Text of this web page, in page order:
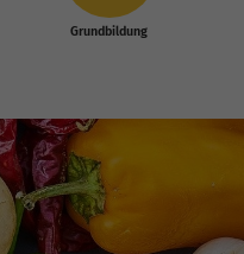
Grundbildung